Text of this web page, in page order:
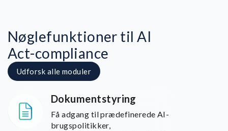
Nøglefunktioner til AI
Act-compliance
Udforsk alle moduler
Dokumentstyring
Få adgang til prædefinerede AI-
brugspolitikker,